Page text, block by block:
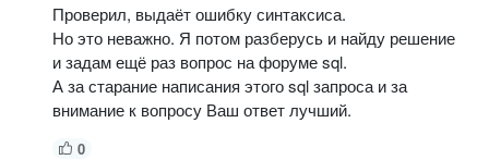
Проверил, выдаёт ошибку синтаксиса.
Но это неважно. Я потом разберусь и найду решение
и задам ещё раз вопрос на форуме sql.
А за старание написания этого sql запроса и за
внимание к вопросу Ваш ответ лучший.
0